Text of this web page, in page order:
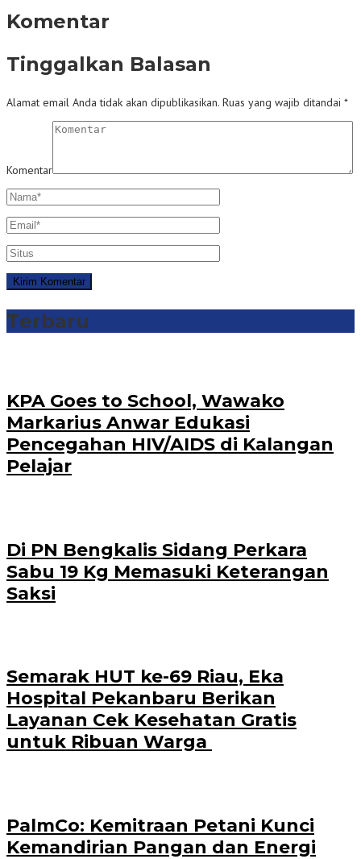
Komentar
Tinggalkan Balasan
Alamat email Anda tidak akan dipublikasikan. Ruas yang wajib ditandai *
Komentar
Terbaru
‎KPA Goes to School, Wawako
Markarius Anwar Edukasi
Pencegahan HIV/AIDS di Kalangan
Pelajar
Di PN Bengkalis Sidang Perkara
Sabu 19 Kg Memasuki Keterangan
Saksi
‎Semarak HUT ke-69 Riau, Eka
Hospital Pekanbaru Berikan
Layanan Cek Kesehatan Gratis
untuk Ribuan Warga ‎
PalmCo: Kemitraan Petani Kunci
Kemandirian Pangan dan Energi